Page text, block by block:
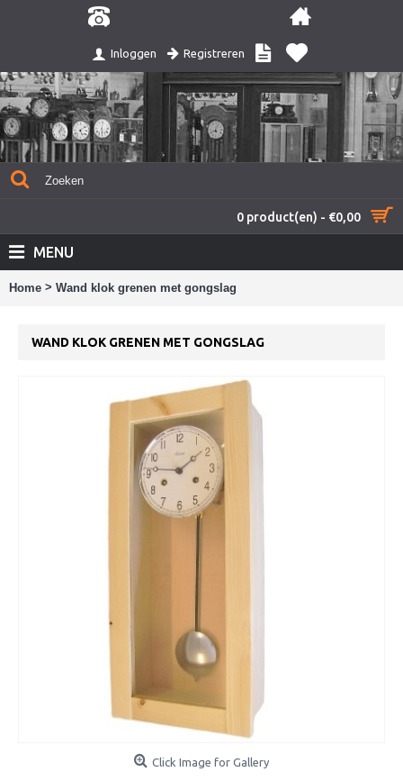
Inloggen Registreren
0 product(en) - €0,00
MENU
Home > Wand klok grenen met gongslag
WAND KLOK GRENEN MET GONGSLAG
Click Image for Gallery